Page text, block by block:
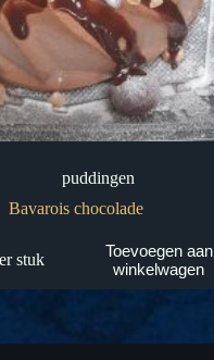
puddingen
Bavarois chocolade
stuk
Toevoegen aan
winkelwagen